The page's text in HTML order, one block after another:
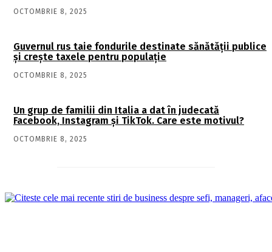
OCTOMBRIE 8, 2025
Guvernul rus taie fondurile destinate sănătății publice
și crește taxele pentru populație
OCTOMBRIE 8, 2025
Un grup de familii din Italia a dat în judecată
Facebook, Instagram și TikTok. Care este motivul?
OCTOMBRIE 8, 2025